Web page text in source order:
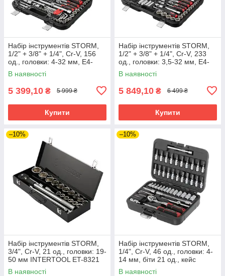
Набір інструментів STORM,
1/2" + 3/8" + 1/4", Cr-V, 156
од., головки: 4-32 мм, E4-
E24, біти 40 од., подовж.
головки: 4-19 мм,
В наявності
5 399,10 ₴ 5 999 ₴
Купити
Набір інструментів STORM,
1/2" + 3/8" + 1/4", Cr-V, 233
од., головки: 3,5-32 мм, E4-
E24, біти 91 од., подовж.
головки: 4-22 мм,
В наявності
5 849,10 ₴ 6 499 ₴
Купити
–10%
Набір інструментів STORM,
3/4", Cr-V, 21 од., головки: 19-
50 мм INTERTOOL ET-8321
В наявності
–10%
Набір інструментів STORM,
1/4", Cr-V, 46 од., головки: 4-
14 мм, біти 21 од., кейс
INTERTOOL ET-8046
В наявності